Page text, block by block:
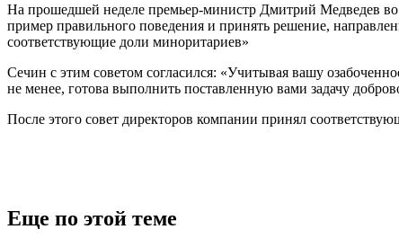
На прошедшей неделе премьер-министр Дмитрий Медведев
пример правильного поведения и принять решение,
соответствующие доли миноритариев»
Сечин с этим советом согласился: «Учитывая вашу
не менее, готова выполнить поставленную вами задачу
После этого совет директоров компании принял
Еще по этой теме